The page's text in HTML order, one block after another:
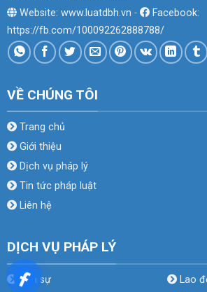
Website: www.luatdbh.vn -
Facebook:
https://fb.com/100092262888788/
VỀ CHÚNG TÔI
Trang chủ
Giới thiệu
Dịch vụ pháp lý
Tin tức pháp luật
Liên hệ
DỊCH VỤ PHÁP LÝ
Dân sự Lao